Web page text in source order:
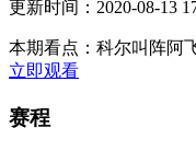
更新时间： 2020-08-13
本期看点： 科尔叫阵阿
立即观看
赛程